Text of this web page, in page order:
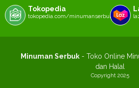
Tokopedia
tokopedia.com/minumanserbukcom
Minuman Serbuk- Toko Online
dan Halal
Copyright 2025